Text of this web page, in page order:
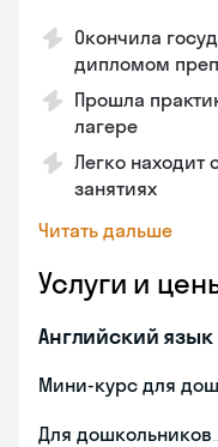
Окончила
дипломом
Прошла
лагере
Легко
занятиях
Читать дальше
Услуги и
Английский язык
Мини-курс для
Для дошкольников